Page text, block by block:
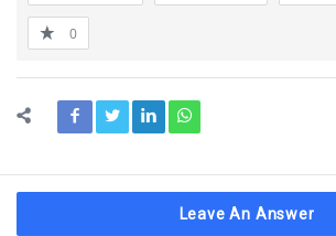
0
Leave An Answer